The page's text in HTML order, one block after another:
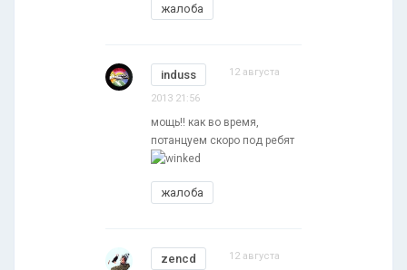
жалоба
induss 12 августа
2013 21:56
мощь!! как во время,
потанцуем скоро под ребят
жалоба
zencd 12 августа